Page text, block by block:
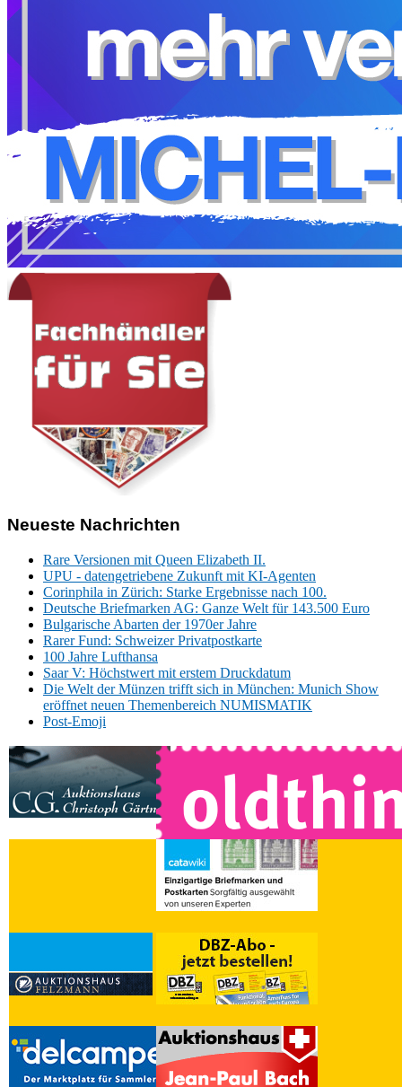
Neueste Nachrichten
Rare Versionen mit Queen Elizabeth II.
UPU - datengetriebene Zukunft mit KI-Agenten
Corinphila in Zürich: Starke Ergebnisse nach 100.
Deutsche Briefmarken AG: Ganze Welt für 143.500 Euro
Bulgarische Abarten der 1970er Jahre
Rarer Fund: Schweizer Privatpostkarte
100 Jahre Lufthansa
Saar V: Höchstwert mit erstem Druckdatum
Die Welt der Münzen trifft sich in München: Munich Show
eröffnet neuen Themenbereich NUMISMATIK
Post-Emoji